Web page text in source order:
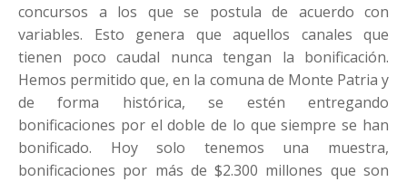
concursos a los que se postula de acuerdo con
variables. Esto genera que aquellos canales que
tienen poco caudal nunca tengan la bonificación.
Hemos permitido que, en la comuna de Monte Patria y
de forma histórica, se estén entregando
bonificaciones por el doble de lo que siempre se han
bonificado. Hoy solo tenemos una muestra,
bonificaciones por más de $2.300 millones que son